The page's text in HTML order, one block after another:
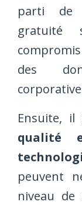
parti de
gratuité
des
Ensuite,
qualité
peuvent
niveau